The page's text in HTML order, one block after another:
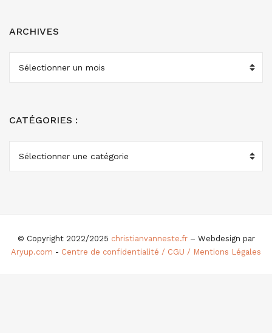
ARCHIVES
ARCHIVES
CATÉGORIES :
CATÉGORIES
© Copyright 2022/2025 christianvanneste.fr– Webdesign par
Aryup.com - Centre de confidentialité / CGU / Mentions Légales